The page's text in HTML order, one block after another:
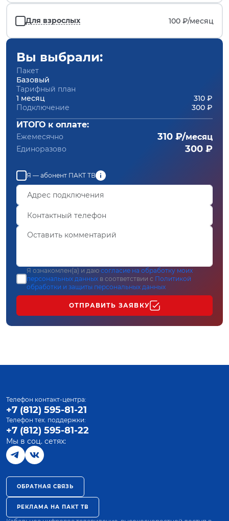
Для взрослых 100 ₽/месяц
Вы выбрали:
Пакет
Базовый
Тарифный план
1 месяц
310 ₽
Подключение
300 ₽
ИТОГО к оплате:
Ежемесячно 310 ₽/месяц
Единоразово 300 ₽
Я — абонент ПАКТ ТВ
Я ознакомлен(а) и даю согласие на обработку моих
персональных данных в соответствии с Политикой
обработки и защиты персональных данных
ОТПРАВИТЬ ЗАЯВКУ
Телефон контакт-центра:
+7 (812) 595-81-21
Телефон тех. поддержки:
+7 (812) 595-81-22
Мы в соц. сетях:
ОБРАТНАЯ СВЯЗЬ
РЕКЛАМА НА ПАКТ ТВ